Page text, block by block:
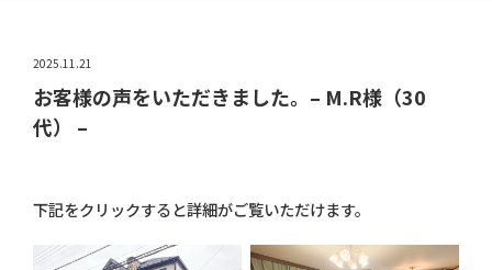
2025.11.21
お客様の声をいただきました。– M.R様（30
代） –
下記をクリックすると詳細がご覧いただけます。